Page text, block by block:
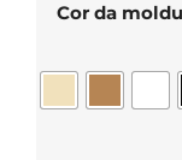
Cor da